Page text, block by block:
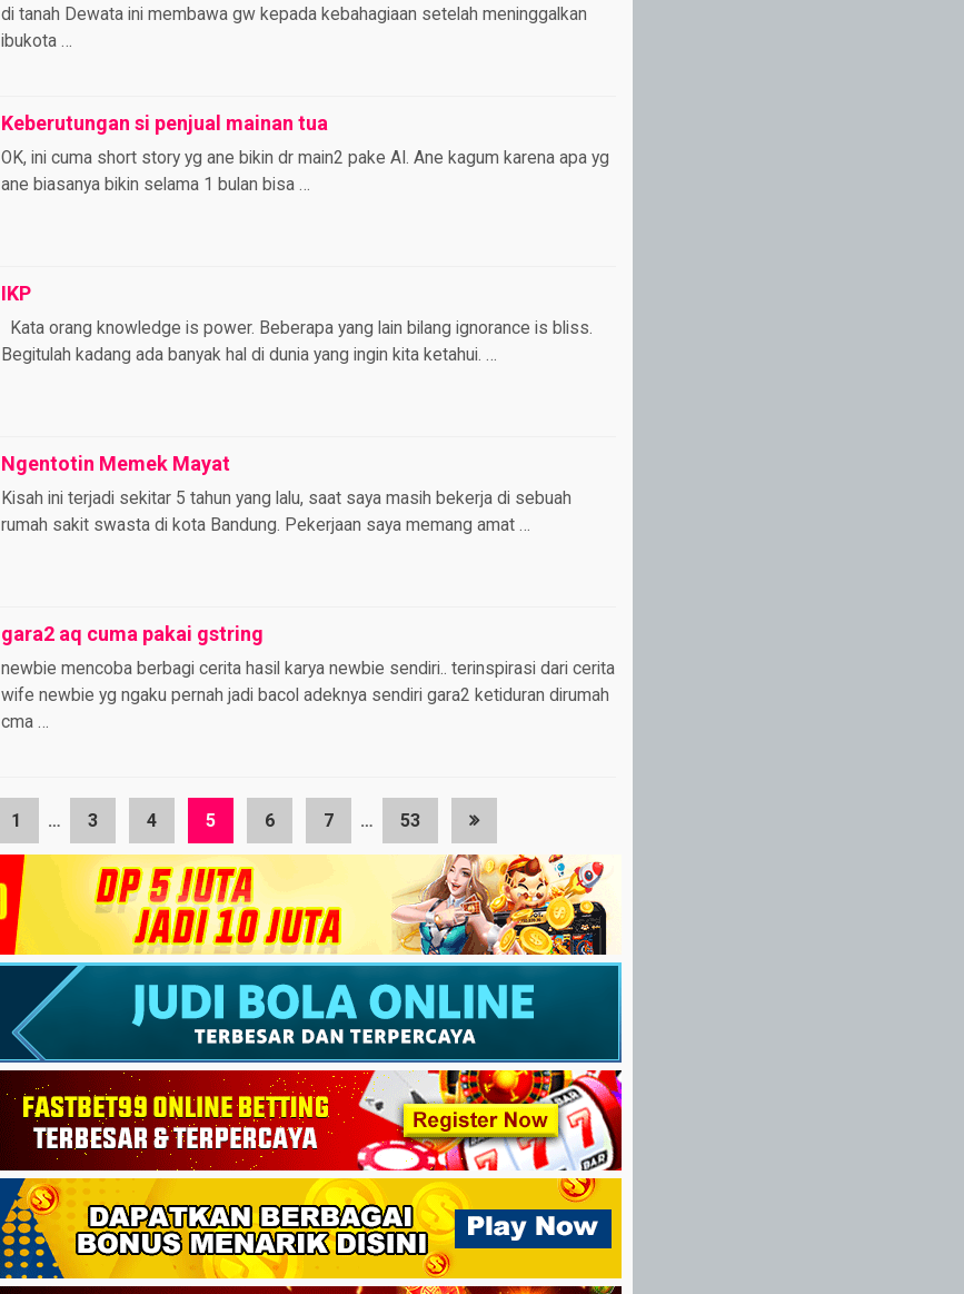
di tanah Dewata ini membawa gw kepada kebahagiaan setelah meninggalkan
ibukota …
Keberutungan si penjual mainan tua
OK, ini cuma short story yg ane bikin dr main2 pake AI. Ane kagum karena apa yg
ane biasanya bikin selama 1 bulan bisa …
IKP
Kata orang knowledge is power. Beberapa yang lain bilang ignorance is bliss.
Begitulah kadang ada banyak hal di dunia yang ingin kita ketahui. …
Ngentotin Memek Mayat
Kisah ini terjadi sekitar 5 tahun yang lalu, saat saya masih bekerja di sebuah
rumah sakit swasta di kota Bandung. Pekerjaan saya memang amat …
gara2 aq cuma pakai gstring
newbie mencoba berbagi cerita hasil karya newbie sendiri.. terinspirasi dari cerita
wife newbie yg ngaku pernah jadi bacol adeknya sendiri gara2 ketiduran dirumah
cma …
1 … 3 4 5 6 7 … 53